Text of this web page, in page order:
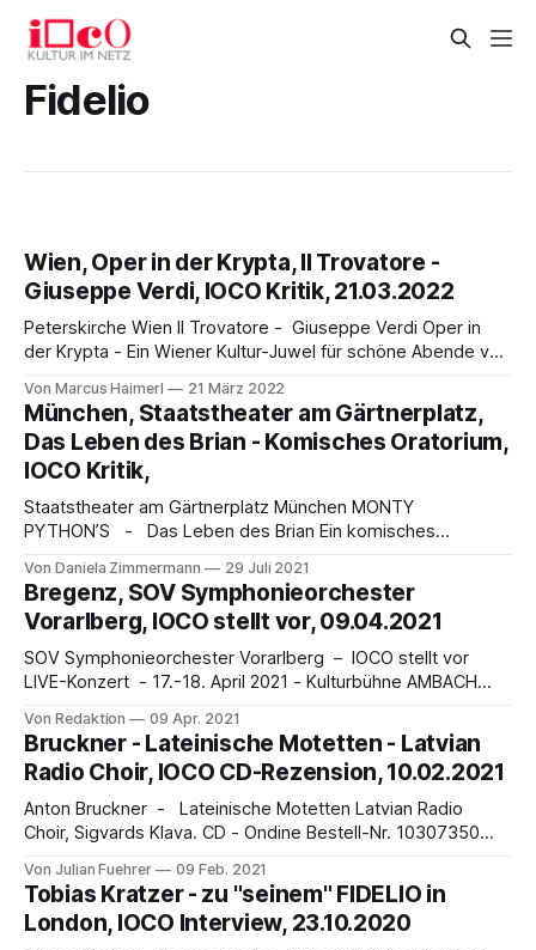
Fidelio
Wien, Oper in der Krypta, Il Trovatore -
Giuseppe Verdi, IOCO Kritik, 21.03.2022
Peterskirche Wien Il Trovatore - Giuseppe Verdi Oper in
der Krypta - Ein Wiener Kultur-Juwel für schöne Abende von
Trovatore nimmt sich Oper in der Krypta nicht nur eines
Werkes an, welches seit fast drei Jahrzehnten an der
Wiener Staatsoper kaum gespielt
Von Marcus Haimerl 21 März 2022
München, Staatstheater am Gärtnerplatz,
Das Leben des Brian - Komisches Oratorium,
IOCO Kritik,
Staatstheater am Gärtnerplatz München MONTY
PYTHON’S - Das Leben des Brian Ein komisches
mit einem Bravo beginnen; aber lassen Sie mich heute eine
Ausnahme von dieser Regel machen! Das Leben des Brian,
das "komische Oratorium", am Gärtnerplatztheater in
München: Welch packende
Von Daniela Zimmermann 29 Juli 2021
Bregenz, SOV Symphonieorchester
Vorarlberg, IOCO stellt vor, 09.04.2021
SOV Symphonieorchester Vorarlberg – IOCO stellt vor
LIVE-Konzert - 17.-18. April 2021 - Kulturbühne AMBACH
professionelles Projektorchester mit Sitz in Bregenz. Es
versteht sich als symphonischer Klangkörper des Landes
Vorarlberg. Pro Saison spielt das Orchester einen Zyklus
von 6 Konzerten in Bregenz und Feldkirch. Dazu
Von Redaktion 09 Apr. 2021
Bruckner - Lateinische Motetten - Latvian
Radio Choir, IOCO CD-Rezension, 10.02.2021
Anton Bruckner - Lateinische Motetten Latvian Radio
Choir, Sigvards Klava. CD - Ondine Bestell-Nr. 10307350
in beeindruckender Aufnahme aus Lettland Anton Bruckner
(1824-1896) - einerseits sehr bekannt, andererseits oft
unterschätzt - ist vielleicht auch verkannt. Seine großen
Von Julian Fuehrer 09 Feb. 2021
Tobias Kratzer - zu "seinem" FIDELIO in
London, IOCO Interview, 23.10.2020